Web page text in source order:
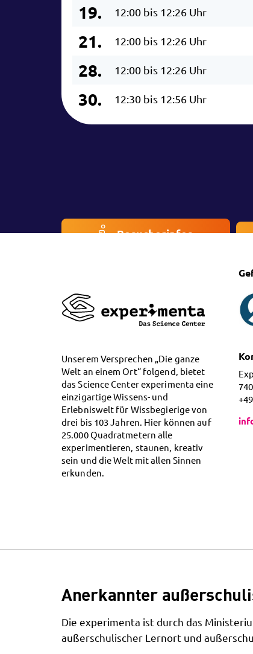
19. 12:00 bis 12:26 Uhr
21. 12:00 bis 12:26 Uhr
28. 12:00 bis 12:26 Uhr
30. 12:30 bis 12:56 Uhr
Besucherinfos
Unserem Versprechen „Die ganze
Welt an einem Ort“ folgend, bietet
das Science Center experimenta eine
einzigartige Wissens- und
Erlebniswelt für Wissbegierige von
drei bis 103 Jahren. Hier können auf
25.000 Quadratmetern alle
experimentieren, staunen, kreativ
sein und die Welt mit allen Sinnen
erkunden.
Anerkannter
Die experimenta ist durch das
außerschulischer Lernort und